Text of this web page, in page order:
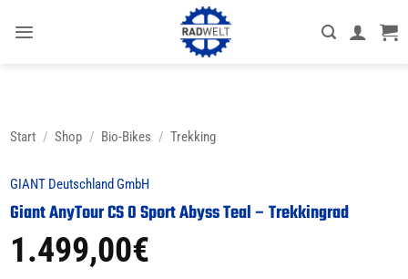
Inhalt
Start / Shop / Bio-Bikes / Trekking
GIANT Deutschland GmbH
Giant AnyTour CS 0 Sport Abyss Teal – Trekkingrad
1.499,00€